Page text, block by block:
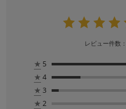
レビュー件数：
★ 5
★ 4
★ 3
★ 2